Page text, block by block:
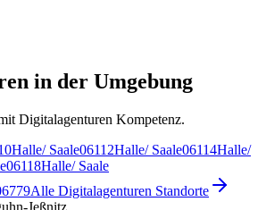
in der Umgebung
Digitalagenturen Kompetenz.
Halle/ Saale06112Halle/ Saale06114Halle/
06118Halle/ Saale
Alle Digitalagenturen Standorte
Jeßnitz